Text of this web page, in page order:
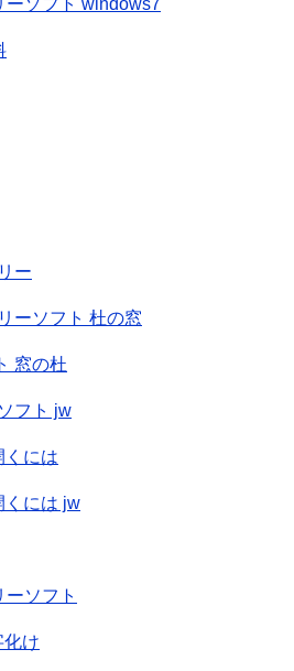
ーソフト windows7
ー
ーソフト 杜の窓
窓の杜
フト jw
くには
くには jw
ソフト
化け